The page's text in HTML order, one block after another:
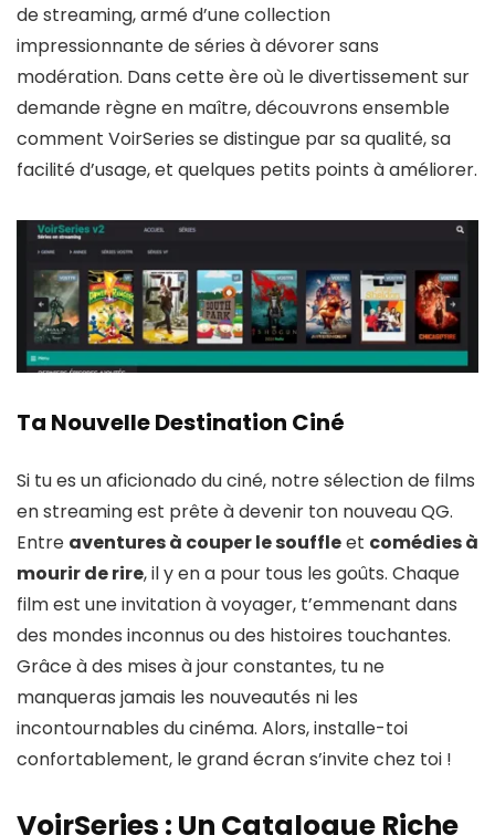
de streaming, armé d’une collection
impressionnante de séries à dévorer sans
modération. Dans cette ère où le divertissement sur
demande règne en maître, découvrons ensemble
comment VoirSeries se distingue par sa qualité, sa
facilité d’usage, et quelques petits points à améliorer.
Ta Nouvelle Destination Ciné
Si tu es un aficionado du ciné, notre sélection de films
en streaming est prête à devenir ton nouveau QG.
Entre aventures à couper le souffleet comédies à
mourir de rire, il y en a pour tous les goûts. Chaque
film est une invitation à voyager, t’emmenant dans
des mondes inconnus ou des histoires touchantes.
Grâce à des mises à jour constantes, tu ne
manqueras jamais les nouveautés ni les
incontournables du cinéma. Alors, installe-toi
confortablement, le grand écran s’invite chez toi !
VoirSeries : Un Catalogue Riche